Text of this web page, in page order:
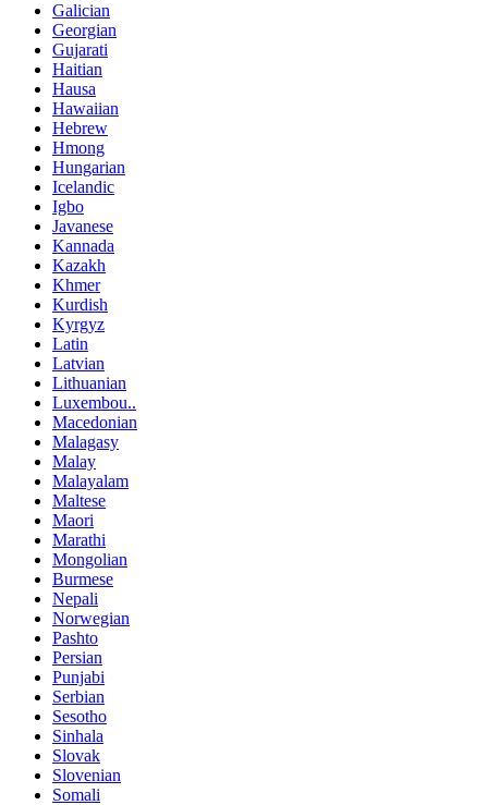
Galician
Georgian
Gujarati
Haitian
Hausa
Hawaiian
Hebrew
Hmong
Hungarian
Icelandic
Igbo
Javanese
Kannada
Kazakh
Khmer
Kurdish
Kyrgyz
Latin
Latvian
Lithuanian
Luxembou..
Macedonian
Malagasy
Malay
Malayalam
Maltese
Maori
Marathi
Mongolian
Burmese
Nepali
Norwegian
Pashto
Persian
Punjabi
Serbian
Sesotho
Sinhala
Slovak
Slovenian
Somali